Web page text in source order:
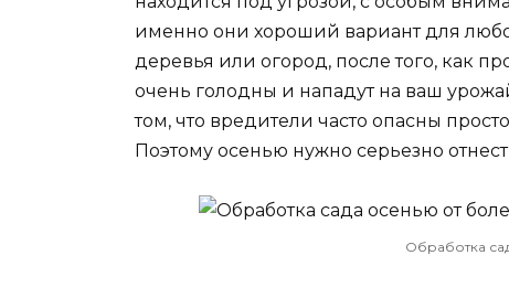
именно они хороший вариант для
деревья или огород, после того, как
очень голодны и нападут на ваш
том, что вредители часто опасны
Поэтому осенью нужно серьезно
Обработка